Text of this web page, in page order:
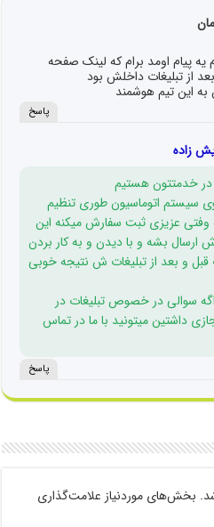
پیام اومد برام که لینک صفحه
از تبلیغات داخلش بود
به این تیم هوشمند
پاسخ
زاده
در خدمتتون هستیم
سیستم اتوماسیون طوری تنظیم
وفتی عزیزی ثبت سفارش میکنه این
ارسال بشه و با دیدن و به کار بردن
قبل و بعد از تبلیغات ش نتیجه خوبی
سوالی در خصوص تبلیغات در
داشتین میتونید با ما در تماس
پاسخ
بخش‌های موردنیاز علامت‌گذاری